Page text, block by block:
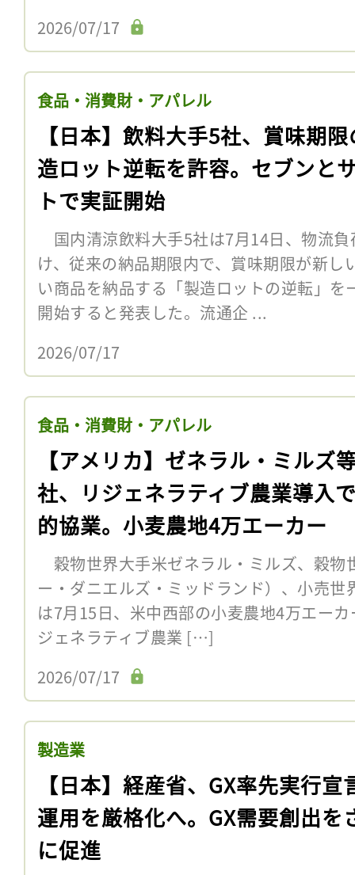
2026/07/17
食品・消費財・アパレル
【日本】飲料大手5社、賞味期
造ロット逆転を許容。セブンと
トで実証開始
国内清涼飲料大手5社は7月14日、物流
け、従来の納品期限内で、賞味期限が新し
い商品を納品する「製造ロットの逆転」
開始すると発表した。流通企 ...
2026/07/17
食品・消費財・アパレル
【アメリカ】ゼネラル・ミルズ
社、リジェネラティブ農業導入
的協業。小麦農地4万エーカー
穀物世界大手米ゼネラル・ミルズ、穀物
ー・ダニエルズ・ミッドランド）、小売
は7月15日、米中西部の小麦農地4万エー
ジェネラティブ農業 […]
2026/07/17
製造業
【日本】経産省、GX率先実行宣
運用を厳格化へ。GX需要創出を
に促進